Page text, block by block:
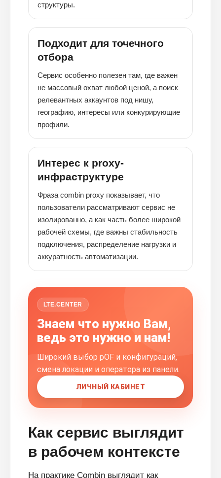
структуры.
Подходит для точечного
отбора
Сервис особенно полезен там, где важен
не массовый охват любой ценой, а поиск
релевантных аккаунтов под нишу,
географию, интересы или конкурирующие
профили.
Интерес к proxy-
инфраструктуре
Фраза combin proxy показывает, что
пользователи рассматривают сервис не
изолированно, а как часть более широкой
рабочей схемы, где важны стабильность
подключения, распределение нагрузки и
аккуратность автоматизации.
LTE.CENTER
Знаем что нужно Вам,
ведь это нужно и нам!
Широкий выбор pOF и конфигураций,
смена локации и оператора из панели.
ЛИЧНЫЙ КАБИНЕТ
Как сервис выглядит
в рабочем контексте
На практике Combin выглядит как